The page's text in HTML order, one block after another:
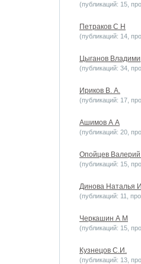
(публикаций: 15,
Петраков С Н
(публикаций: 14,
Цыганов
(публикаций: 34,
Ириков В. А.
(публикаций: 17,
Ашимов А А
(публикаций: 20,
Опойцев
(публикаций: 15,
Динова Наталья
(публикаций: 11,
Черкашин А М
(публикаций: 15,
Кузнецов С.И.
(публикаций: 13,